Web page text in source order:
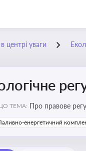
центрі уваги
ТЕМА: Про правове
європейськими
енергетичний